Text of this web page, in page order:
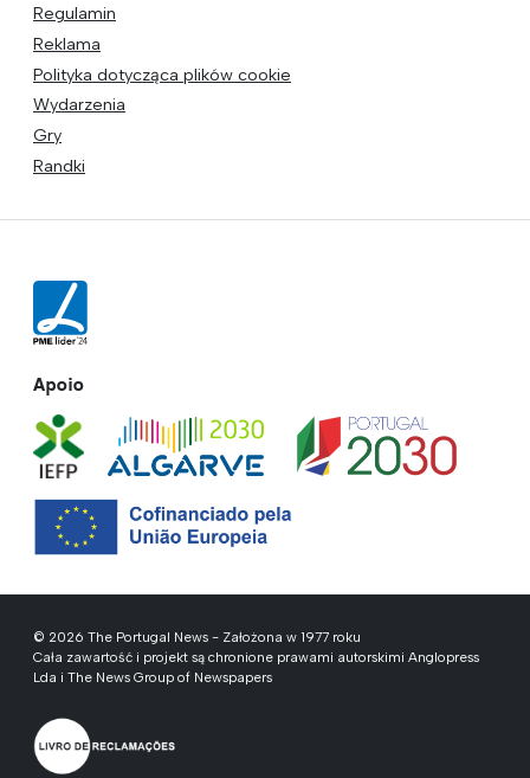
Regulamin
Reklama
Polityka dotycząca plików cookie
Wydarzenia
Gry
Randki
Apoio
© 2026 The Portugal News - Założona w 1977 roku
Cała zawartość i projekt są chronione prawami autorskimi Anglopress
Lda i The News Group of Newspapers